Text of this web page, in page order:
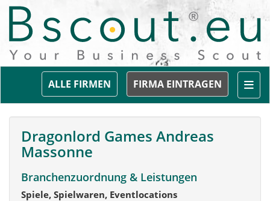
FIRMA EINTRAGEN
ALLE FIRMEN
Dragonlord Games Andreas
Massonne
Branchenzuordnung & Leistungen
Spiele, Spielwaren, Eventlocations